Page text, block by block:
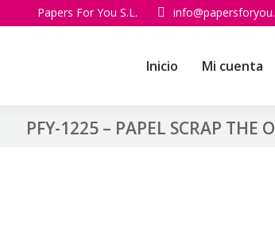
Papers For You S.L.
Inicio Mi cuenta
PFY-1225 – PAPEL SCRAP THE